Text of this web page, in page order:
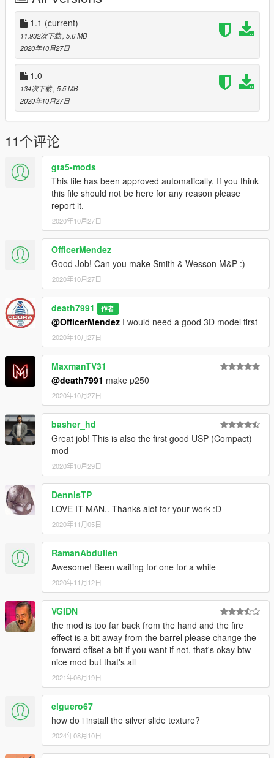
1.1 (current)
11,932次下载, 5.6 MB
2020年10月27日
1.0
134次下载, 5.5 MB
2020年10月27日
11个评论
gta5-mods
This file has been approved automatically. If you think
this file should not be here for any reason please
report it.
2020年10月27日
OfficerMendez
Good Job! Can you make Smith & Wesson M&P :)
2020年10月27日
death7991 作者
@OfficerMendez I would need a good 3D model first
2020年10月27日
MaxmanTV31
@death7991 make p250
2020年10月27日
basher_hd
Great job! This is also the first good USP (Compact)
mod
2020年10月29日
DennisTP
LOVE IT MAN.. Thanks alot for your work :D
2020年11月05日
RamanAbdullen
Awesome! Been waiting for one for a while
2020年11月12日
VGIDN
the mod is too far back from the hand and the fire
effect is a bit away from the barrel please change the
forward offset a bit if you want if not, that's okay btw
nice mod but that's all
2021年06月19日
elguero67
how do i install the silver slide texture?
2024年08月10日